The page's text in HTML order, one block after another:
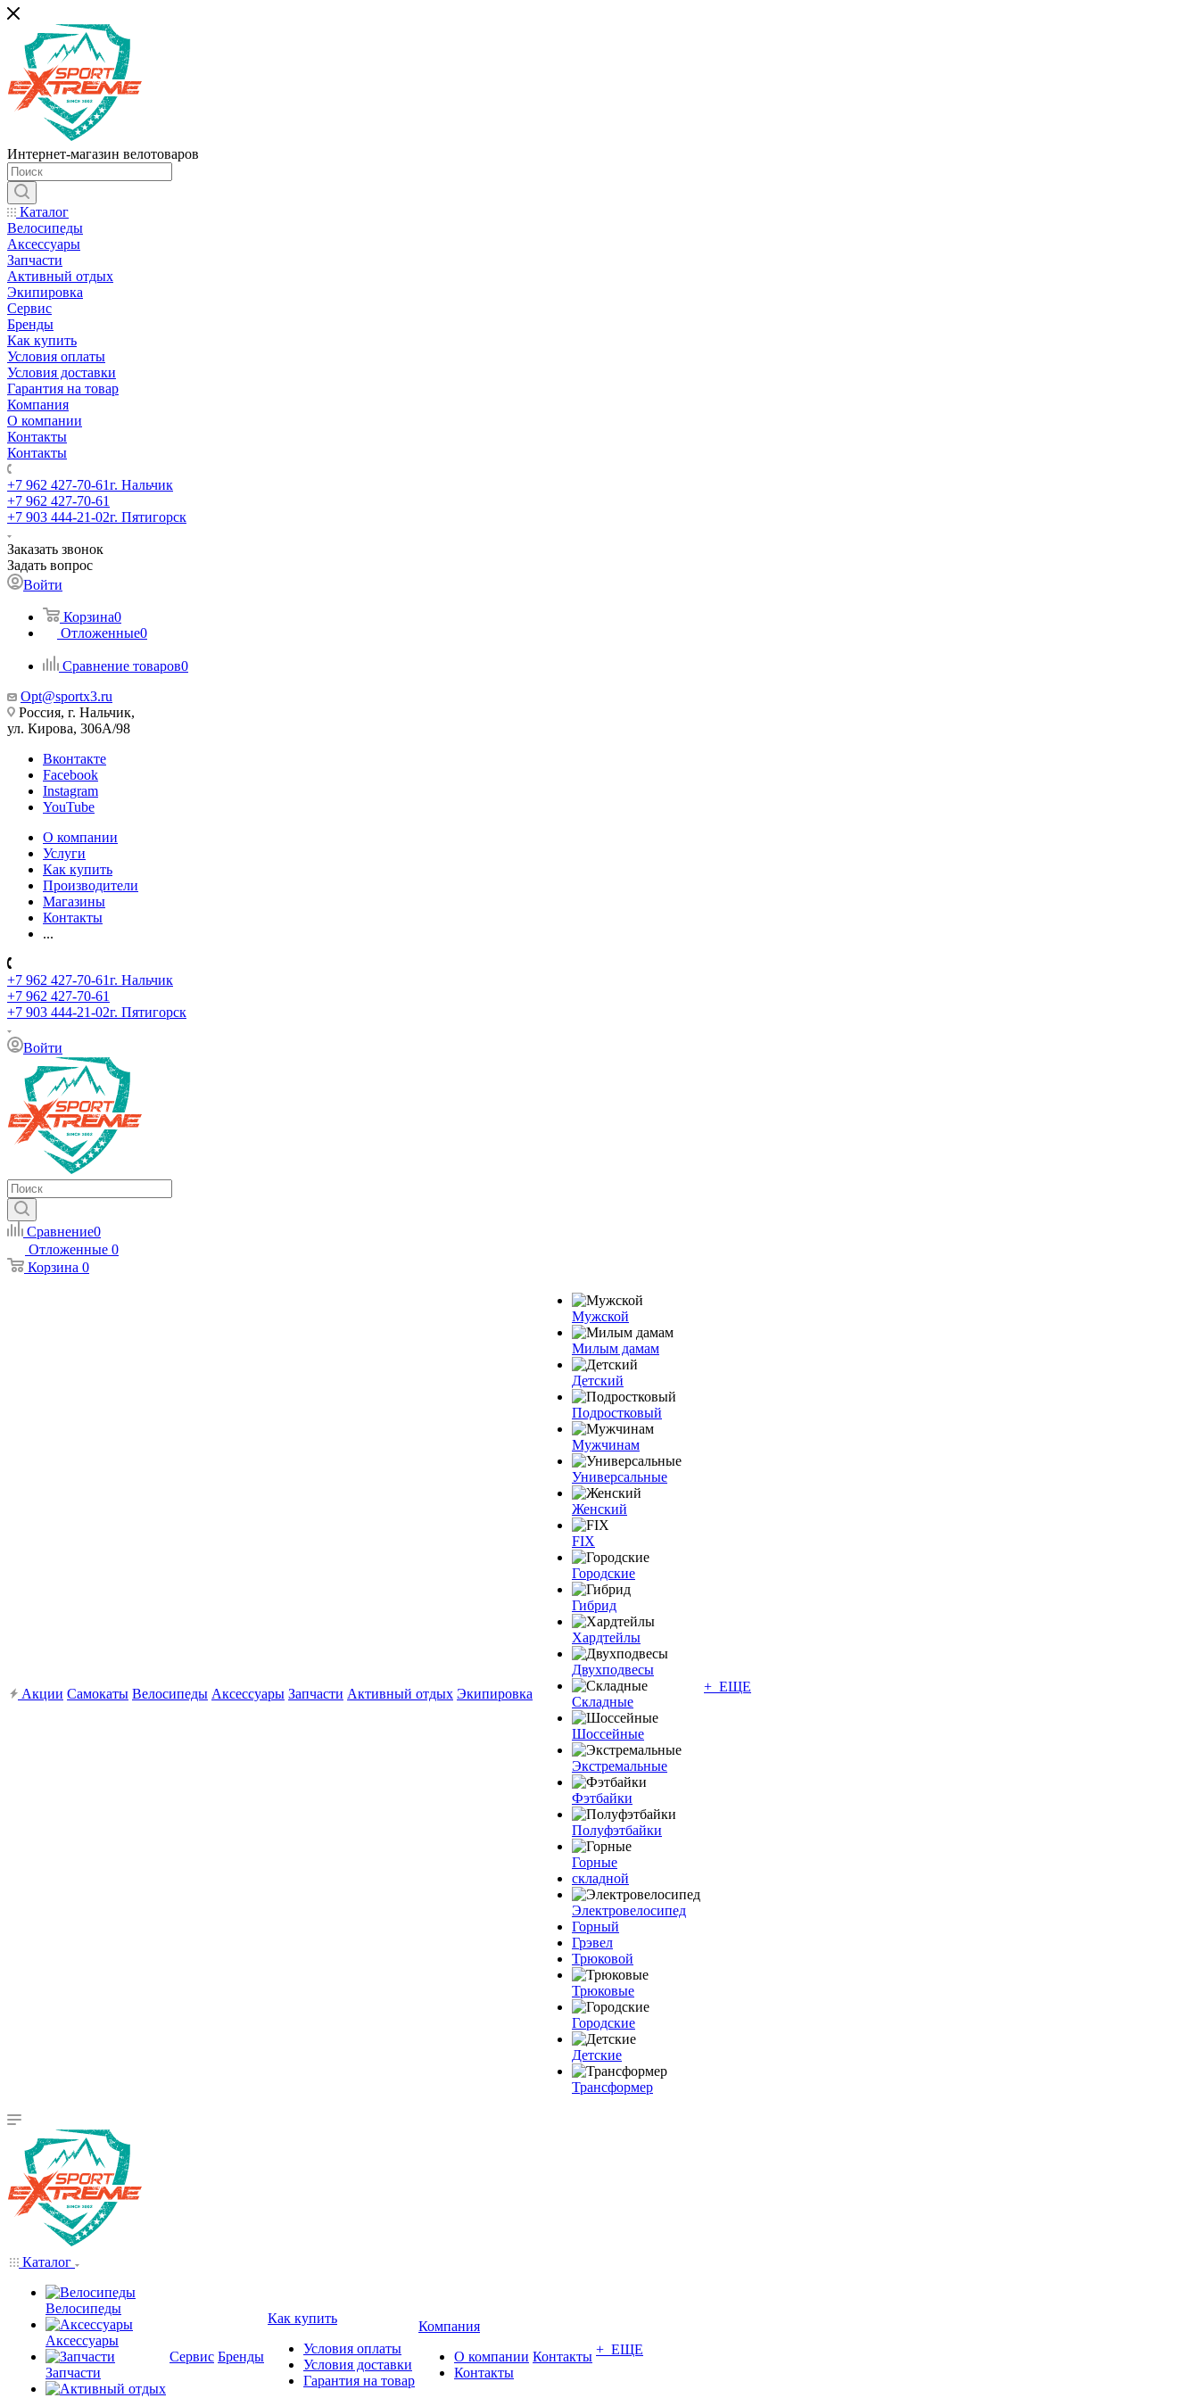
Интернет-магазин велотоваров
Каталог
Велосипеды
Аксессуары
Запчасти
Активный отдых
Экипировка
Сервис
Бренды
Как купить
Условия оплаты
Условия доставки
Гарантия на товар
Компания
О компании
Контакты
Контакты
+7 962 427-70-61г. Нальчик
+7 962 427-70-61
+7 903 444-21-02г. Пятигорск
Заказать звонок
Задать вопрос
Войти
Корзина0
Отложенные0
Сравнение товаров0
Opt@sportx3.ru
Россия, г. Нальчик,
ул. Кирова, 306А/98
Вконтакте
Facebook
Instagram
YouTube
О компании
Услуги
Как купить
Производители
Магазины
Контакты
...
+7 962 427-70-61г. Нальчик
+7 962 427-70-61
+7 903 444-21-02г. Пятигорск
Войти
Сравнение0
Отложенные 0
Корзина 0
Акции Самокаты Велосипеды Аксессуары Запчасти Активный отдых Экипировка
Мужской
Милым дамам
Детский
Подростковый
Мужчинам
Универсальные
Женский
FIX
Городские
Гибрид
Хардтейлы
Двухподвесы
Складные
Шоссейные
Экстремальные
Фэтбайки
Полуфэтбайки
Горные
складной
Электровелосипед
Горный
Грэвел
Трюковой
Трюковые
Городские
Детские
Трансформер
+ ЕЩЕ
Каталог
Велосипеды
Аксессуары
Запчасти
Сервис Бренды
Как купить
Условия оплаты
Условия доставки
Гарантия на товар
Компания
О компании
Контакты
Контакты + ЕЩЕ